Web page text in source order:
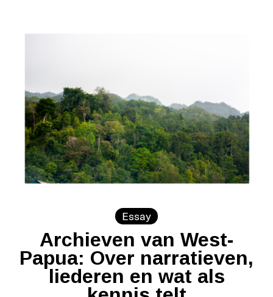
Essay
Archieven van West-
Papua: Over narratieven,
liederen en wat als